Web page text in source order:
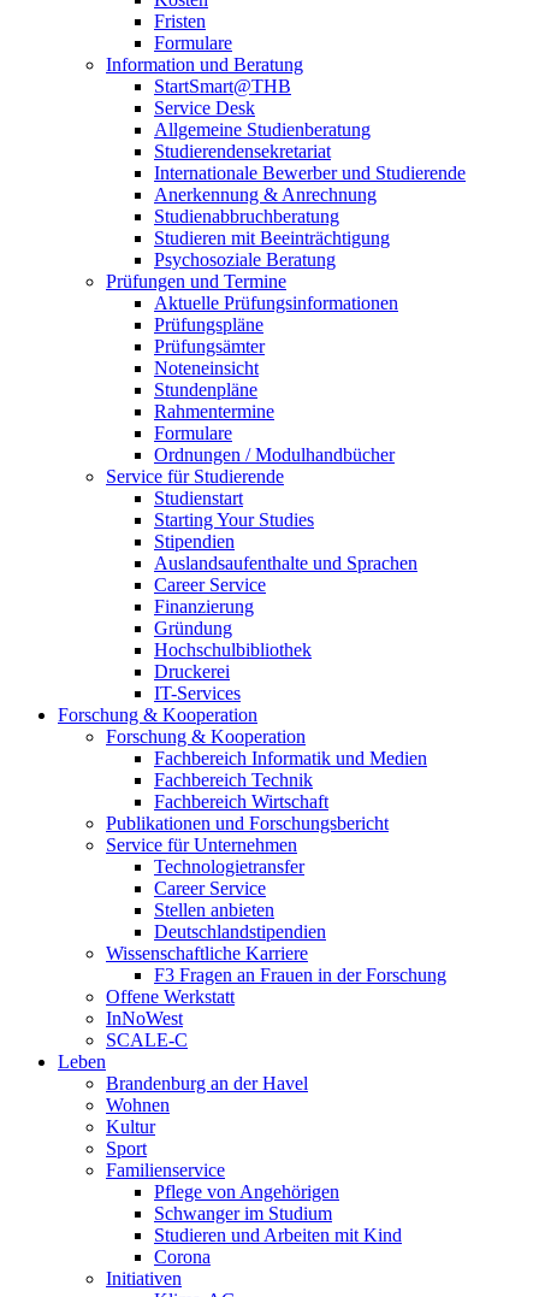
Fristen
Formulare
Information und Beratung
StartSmart@THB
Service Desk
Allgemeine Studienberatung
Studierendensekretariat
Internationale Bewerber und Studierende
Anerkennung & Anrechnung
Studienabbruchberatung
Studieren mit Beeinträchtigung
Psychosoziale Beratung
Prüfungen und Termine
Aktuelle Prüfungsinformationen
Prüfungspläne
Prüfungsämter
Noteneinsicht
Stundenpläne
Rahmentermine
Formulare
Ordnungen / Modulhandbücher
Service für Studierende
Studienstart
Starting Your Studies
Stipendien
Auslandsaufenthalte und Sprachen
Career Service
Finanzierung
Gründung
Hochschulbibliothek
Druckerei
IT-Services
Forschung & Kooperation
Forschung & Kooperation
Fachbereich Informatik und Medien
Fachbereich Technik
Fachbereich Wirtschaft
Publikationen und Forschungsbericht
Service für Unternehmen
Technologietransfer
Career Service
Stellen anbieten
Deutschlandstipendien
Wissenschaftliche Karriere
F3 Fragen an Frauen in der Forschung
Offene Werkstatt
InNoWest
SCALE-C
Leben
Brandenburg an der Havel
Wohnen
Kultur
Sport
Familienservice
Pflege von Angehörigen
Schwanger im Studium
Studieren und Arbeiten mit Kind
Corona
Initiativen